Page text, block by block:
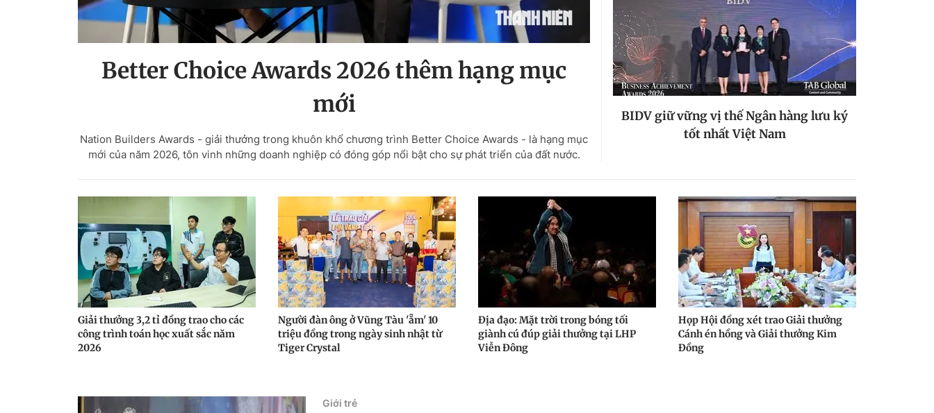
Better Choice Awards 2026 thêm hạng mục
mới
Nation Builders Awards - giải thưởng trong khuôn khổ chương trình Better Choice Awards - là hạng mục
mới của năm 2026, tôn vinh những doanh nghiệp có đóng góp nổi bật cho sự phát triển của đất nước.
BIDV giữ vững vị thế Ngân hàng lưu ký
tốt nhất Việt Nam
Giải thưởng 3,2 tỉ đồng trao cho các
công trình toán học xuất sắc năm
2026
Người đàn ông ở Vũng Tàu 'ẵm' 10
triệu đồng trong ngày sinh nhật từ
Tiger Crystal
Địa đạo: Mặt trời trong bóng tối
giành cú đúp giải thưởng tại LHP
Viễn Đông
Họp Hội đồng xét trao Giải thưởng
Cánh én hồng và Giải thưởng Kim
Đồng
Giới trẻ